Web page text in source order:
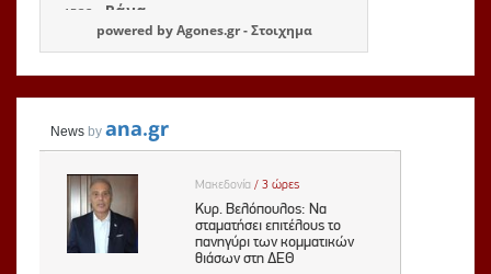
powered byAgones.gr-Στοιχημα